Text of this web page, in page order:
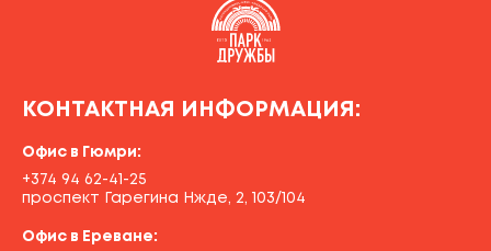
КОНТАКТНАЯ ИНФОРМАЦИЯ:
Офис в Гюмри:
+374 94 62-41-25
проспект Гарегина Нжде, 2, 103/104
Офис в Ереване: